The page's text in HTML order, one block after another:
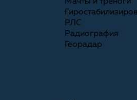
РЛС
Радиография
Георадар